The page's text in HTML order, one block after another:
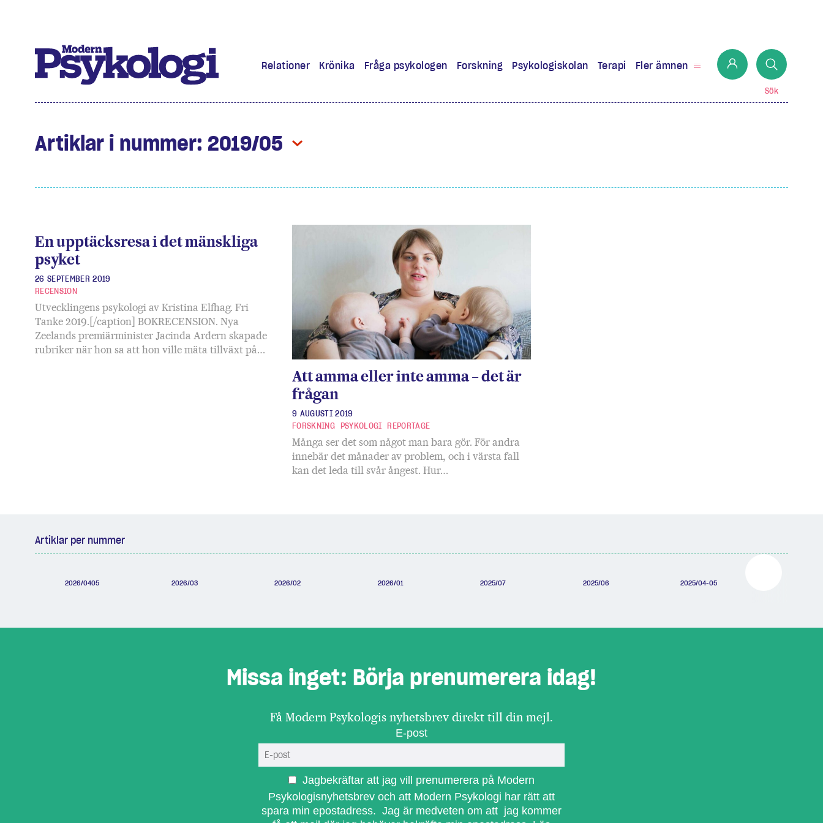
Relationer Krönika Fråga psykologen Forskning Psykologiskolan Terapi Fler ämnen
Sök
Prenumerera
Det har jag lärt mig
Hjärnan
Steg för steg
Artiklar i nummer: 2019/05
En upptäcksresa i det mänskliga
psyket
26 SEPTEMBER 2019
RECENSION
Utvecklingens psykologi av Kristina Elfhag. Fri
Tanke 2019.[/caption] BOKRECENSION. Nya
Zeelands premiärminister Jacinda Ardern skapade
rubriker när hon sa att hon ville mäta tillväxt på…
Att amma eller inte amma – det är
frågan
9 AUGUSTI 2019
FORSKNING PSYKOLOGI REPORTAGE
Många ser det som något man bara gör. För andra
innebär det månader av problem, och i värsta fall
kan det leda till svår ångest. Hur…
Artiklar per nummer
2026/0405 2026/03 2026/02 2026/01 2025/07 2025/06 2025/04-05
Missa inget: Börja prenumerera idag!
Få Modern Psykologis nyhetsbrev direkt till din mejl.
E-post
Jagbekräftar att jag vill prenumerera på Modern
Psykologisnyhetsbrev och att Modern Psykologi har rätt att
spara min epostadress. Jag är medveten om att jag kommer